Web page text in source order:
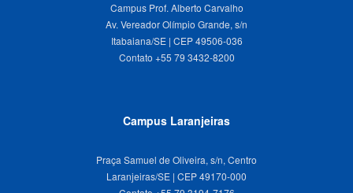
Campus Prof. Alberto Carvalho
Av. Vereador Olímpio Grande, s/n
Itabaiana/SE | CEP 49506-036
Campus Laranjeiras
Praça Samuel de Oliveira, s/n, Centro
Laranjeiras/SE | CEP 49170-000